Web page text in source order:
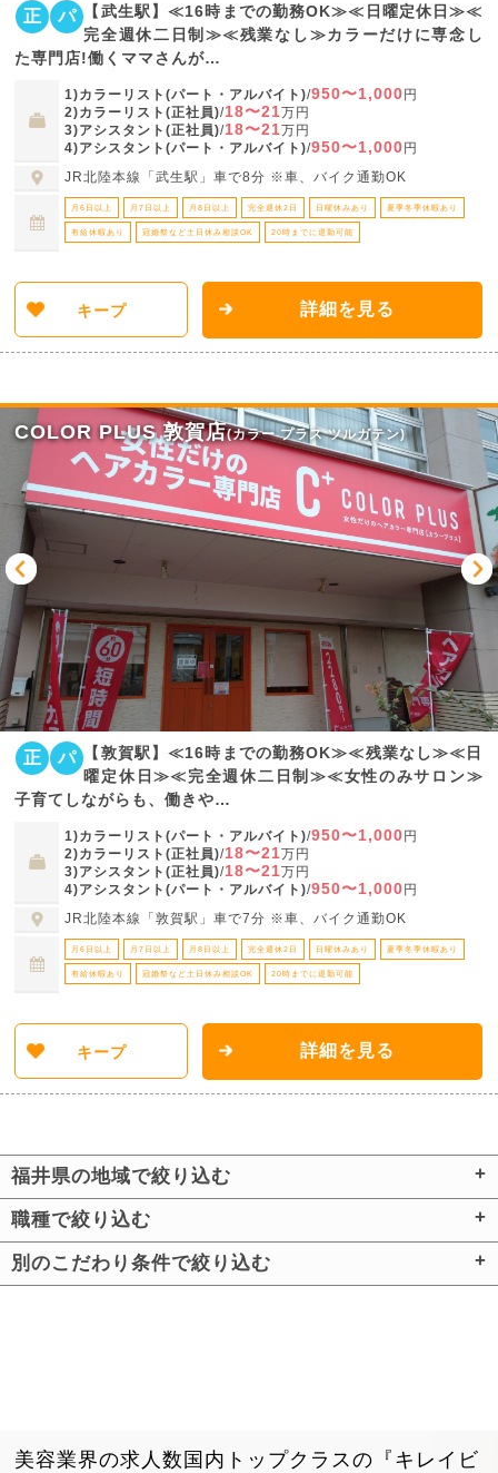
正 パ
【武生駅】≪16時までの勤務OK≫≪日曜定休日≫≪
完全週休二日制≫≪残業なし≫カラーだけに専念し
た専門店!働くママさんが…
1)カラーリスト(パート・アルバイト)/950〜1,000円
2)カラーリスト(正社員)/18〜21万円
3)アシスタント(正社員)/18〜21万円
4)アシスタント(パート・アルバイト)/950〜1,000円
JR北陸本線「武生駅」車で8分 ※車、バイク通勤OK
月6日以上 月7日以上 月8日以上 完全週休2日 日曜休みあり 夏季冬季休暇あり
有給休暇あり 冠婚祭など土日休み相談OK 20時までに退勤可能
キープ 詳細を見る
COLOR PLUS 敦賀店(カラー プラス ツルガテン)
正 パ
【敦賀駅】≪16時までの勤務OK≫≪残業なし≫≪日
曜定休日≫≪完全週休二日制≫≪女性のみサロン≫
子育てしながらも、働きや…
1)カラーリスト(パート・アルバイト)/950〜1,000 円
2)カラーリスト(正社員)/18〜21万円
3)アシスタント(正社員)/18〜21万円
4)アシスタント(パート・アルバイト)/950〜1,000 円
JR北陸本線「敦賀駅」車で7分 ※車、バイク通勤OK
月6日以上 月7日以上 月8日以上 完全週休2日 日曜休みあり 夏季冬季休暇あり
有給休暇あり 冠婚祭など土日休み相談OK 20時までに退勤可能
キープ 詳細を見る
福井県の地域で絞り込む
職種で絞り込む
別のこだわり条件で絞り込む
美容業界の求人数国内トップクラスの『キレイビ